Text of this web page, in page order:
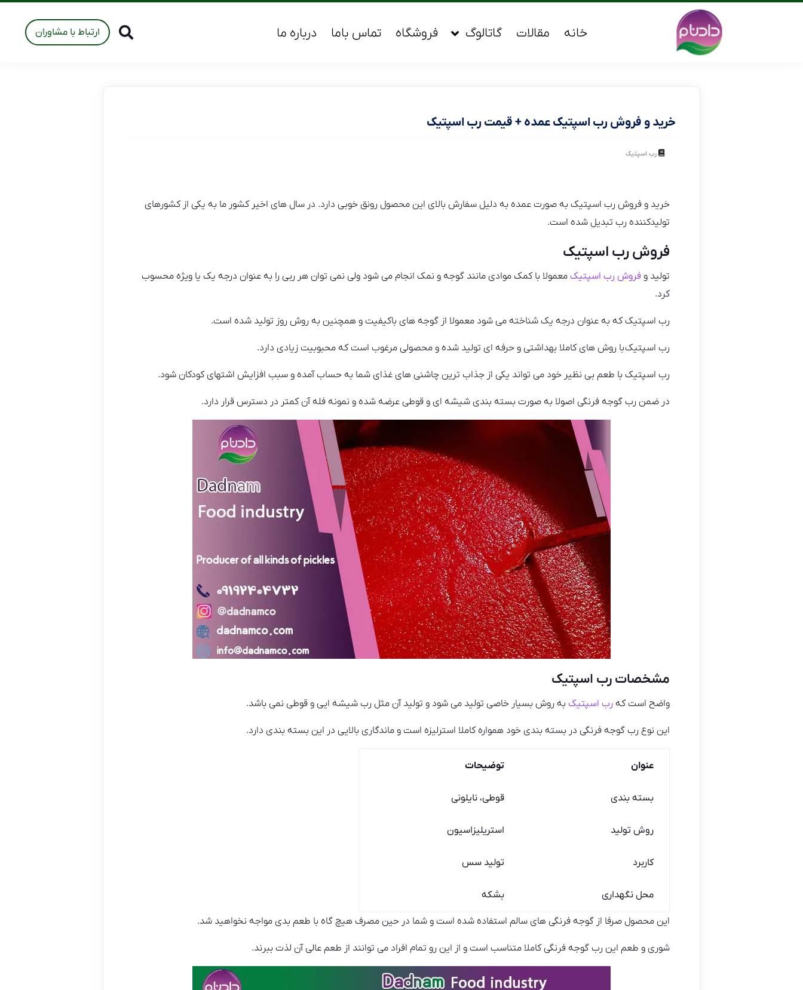
خانه مقالات گاتالوگ فروشگاه تماس باما درباره ما ارتباط با مشاوران
خرید و فروش رب اسپتیک عمده + قیمت رب اسپتیک
رب اسپتیک
خرید و فروش رب اسپتیک به صورت عمده به دلیل سفارش بالای این محصول رونق خوبی دارد. در سال های اخیر کشور ما به یکی از کشورهای
تولیدکننده رب تبدیل شده است.
فروش رب اسپتیک
تولید و فروش رب اسپتیک معمولا با کمک موادی مانند گوجه و نمک انجام می شود ولی نمی توان هر ربی را به عنوان درجه یک یا ویژه محسوب
کرد.
رب اسپتیک که به عنوان درجه یک شناخته می شود معمولا از گوجه های باکیفیت و همچنین به روش روز تولید شده است.
رب اسپتیک با روش های کاملا بهداشتی و حرفه ای تولید شده و محصولی مرغوب است که محبوبیت زیادی دارد.
رب اسپتیک با طعم بی نظیر خود می تواند یکی از جذاب ترین چاشنی های غذای شما به حساب آمده و سبب افزایش اشتهای کودکان شود.
در ضمن رب گوجه فرنگی اصولا به صورت بسته بندی شیشه ای و قوطی عرضه شده و نمونه فله آن کمتر در دسترس قرار دارد.
مشخصات رب اسپتیک
واضح است که رب اسپتیک به روش بسیار خاصی تولید می شود و تولید آن مثل رب شیشه ایی و قوطی نمی باشد.
این نوع رب گوجه فرنگی در بسته بندی خود همواره کاملا استرلیزه است و ماندگاری بالایی در این بسته بندی دارد.
عنوان توضیحات
بسته بندی قوطی، نایلونی
روش تولید استریلیزاسیون
کاربرد تولید سس
محل نگهداری بشکه
این محصول صرفا از گوجه فرنگی های سالم استفاده شده است و شما در حین مصرف هیچ گاه با طعم بدی مواجه نخواهید شد.
شوری و طعم این رب گوجه فرنگی کاملا متناسب است و از این رو تمام افراد می توانند از طعم عالی آن لذت ببرند.